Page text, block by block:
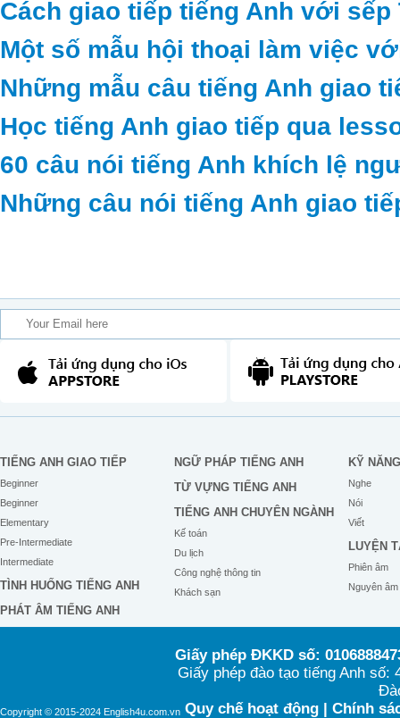
Cách giao tiếp tiếng Anh với sếp
Một số mẫu hội thoại làm việc
Những mẫu câu tiếng Anh giao
Học tiếng Anh giao tiếp qua
60 câu nói tiếng Anh khích lệ
Những câu nói tiếng Anh giao
TIẾNG ANH GIAO TIẾP
Beginner
Beginner
Elementary
Pre-Intermediate
Intermediate
TÌNH HUỐNG TIẾNG ANH
PHÁT ÂM TIẾNG ANH
NGỮ PHÁP TIẾNG ANH
TỪ VỰNG TIẾNG ANH
TIẾNG ANH CHUYÊN NGÀNH
Kế toán
Du lịch
Công nghệ thông tin
Khách sạn
KỸ NĂNG
Nghe
Nói
Viết
LUYỆN
Phiên âm
Nguyên âm
Copyright © 2015-2024 English4u.com.vn
Giấy phép ĐKKD số:
Giấy phép đào tạo tiếng Anh
Quy chế hoạt động| Chính